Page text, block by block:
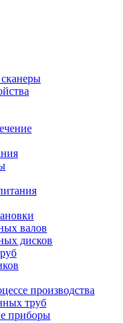
валов
дисков
производства
труб
приборы